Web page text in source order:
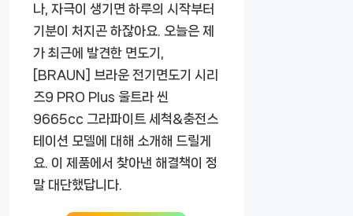
나, 자극이 생기면 하루의 시작부터
기분이 처지곤 하잖아요. 오늘은 제
가 최근에 발견한 면도기,
[BRAUN] 브라운 전기면도기 시리
즈9 PRO Plus 울트라 씬
9665cc 그라파이트 세척&충전스
테이션 모델에 대해 소개해 드릴게
요. 이 제품에서 찾아낸 해결책이 정
말 대단했답니다.